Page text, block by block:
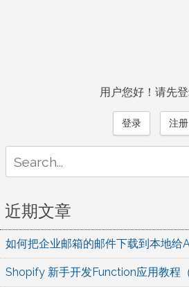
用户您好！请先登
登录 注册
for:
近期文章
如何把企业邮箱的邮件下载到本地给
Shopify 新手开发Function应用教程